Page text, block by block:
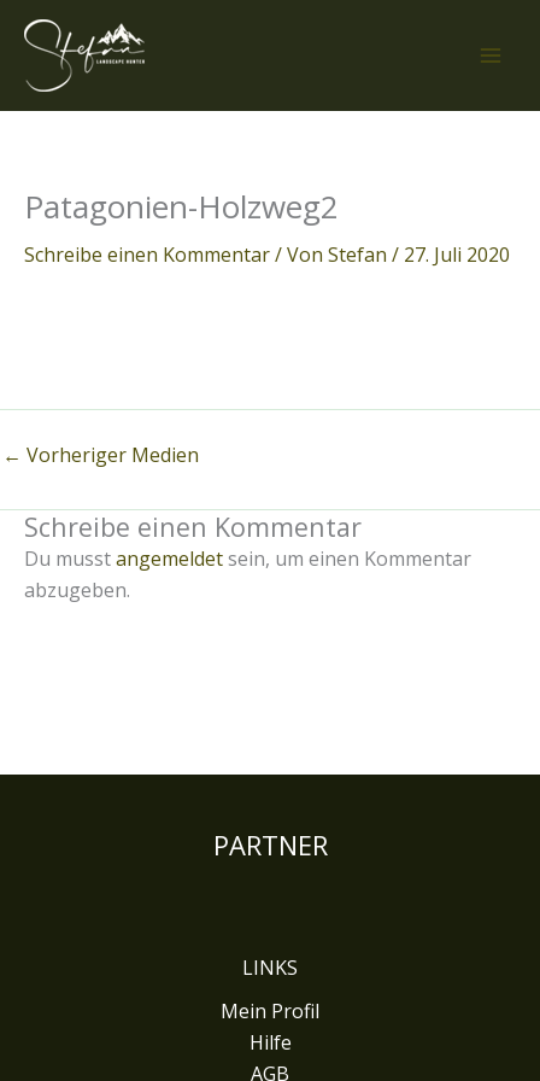
Zum
Inhalt
springen
Patagonien-Holzweg2
Schreibe einen Kommentar/ Von Stefan / 27. Juli 2020
← Vorheriger Medien
Schreibe einen Kommentar
Du musstangemeldetsein, um einen Kommentar
abzugeben.
PARTNER
LINKS
Mein Profil
Hilfe
AGB